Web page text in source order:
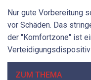
Nur gute Vorbereitung
vor Schäden. Das
der "Komfortzone" ist
ZUM THEMA